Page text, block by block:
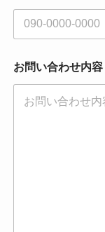
お問い合わせ内容